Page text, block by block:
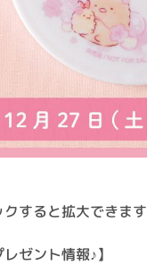
すると拡大できます
ゼント情報♪】